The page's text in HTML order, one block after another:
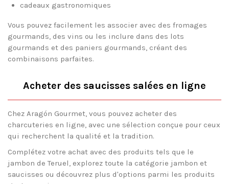
cadeaux gastronomiques
Vous pouvez facilement les associer avec des fromages
gourmands, des vins ou les inclure dans des lots
gourmands et des paniers gourmands, créant des
combinaisons parfaites.
Acheter des saucisses salées en ligne
Chez Aragón Gourmet, vous pouvez acheter des
charcuteries en ligne, avec une sélection conçue pour ceux
qui recherchent la qualité et la tradition.
Complétez votre achat avec des produits tels que le
jambon de Teruel, explorez toute la catégorie jambon et
saucisses ou découvrez plus d'options parmi les produits